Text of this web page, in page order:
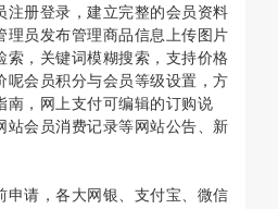
注册登录，建立完整的会员资料
理员发布管理商品信息上传图片
索，关键词模糊搜索，支持价格
呢会员积分与会员等级设置，方
南，网上支付可编辑的订购说
站会员消费记录等网站公告、新
申请，各大网银、支付宝、微信